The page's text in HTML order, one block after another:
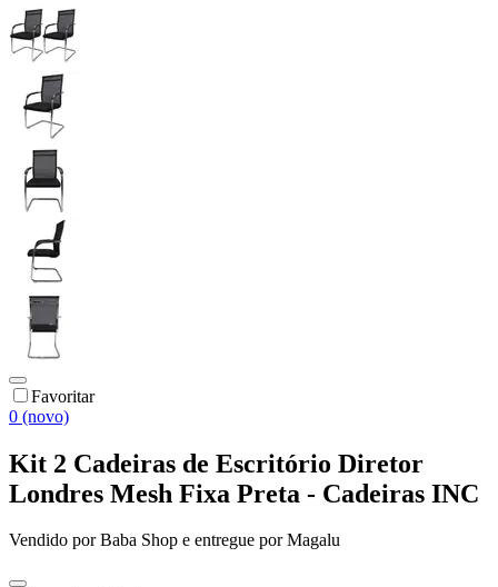
Favoritar
0 (novo)
Kit 2 Cadeiras de Escritório Diretor
Londres Mesh Fixa Preta - Cadeiras INC
Vendido porBaba Shop e entregue por Magalu